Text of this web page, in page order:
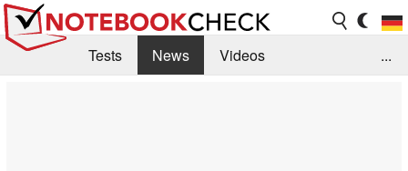
Tests News
Videos
...